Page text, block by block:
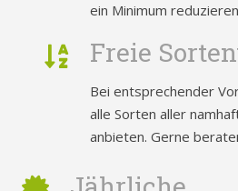
ein Minimum
Freie
Bei entsprechender
alle Sorten aller
anbieten. Gerne